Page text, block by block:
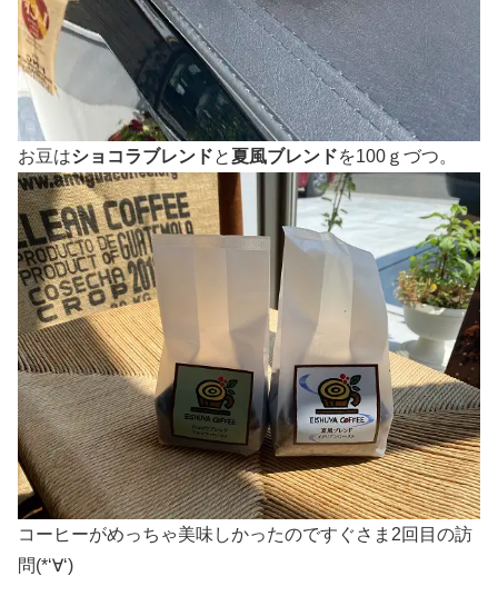
お豆はショコラブレンドと夏風ブレンドを100ｇづつ。
コーヒーがめっちゃ美味しかったのですぐさま2回目の訪
問(*‘∀‘)